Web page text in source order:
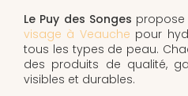
Le Puy des Songes
visage à Veauche pour
tous les types de peau.
des produits de qualité,
visibles et durables.